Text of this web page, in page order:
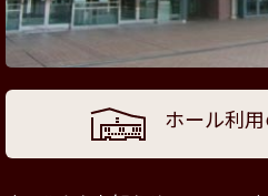
ホール利